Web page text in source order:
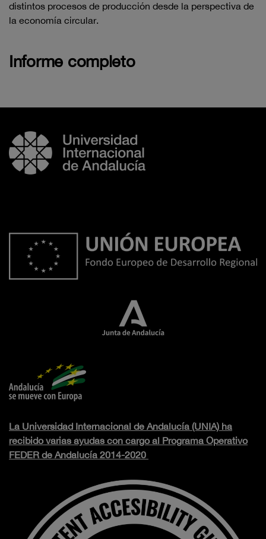
distintos procesos de producción desde la perspectiva de
la economía circular.
Informe completo
La Universidad Internacional de Andalucía (UNIA) ha
recibido varias ayudas con cargo al Programa Operativo
FEDER de Andalucía 2014-2020